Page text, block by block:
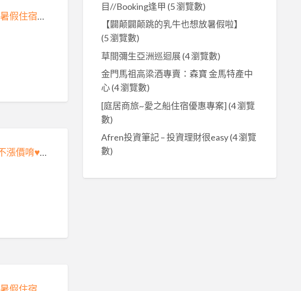
逢甲。哈妮熊小屋(Honey Bear House)暑假住宿不漲價♥加人不加價~騎乘機車追風去~房間款式好夢幻
逢甲彩虹老屋(Rainbow-Stay)暑假住宿不漲價唷♥揪咪…且加人不加價~機車趴趴GO好划算~繽紛房間好夢幻
目//Booking逢甲 (5 瀏覽數)
【闢颠闢颠跳的乳牛也想放暑假啦】
(5 瀏覽數)
草間彌生亞洲巡迴展 (4 瀏覽數)
金門馬祖高梁酒專賣：森寶 金馬特產中
心(4 瀏覽數)
[庭居商旅~愛之船住宿優惠專案] (4 瀏覽
數)
Afren投資筆記 – 投資理財很easy(4 瀏覽
數)